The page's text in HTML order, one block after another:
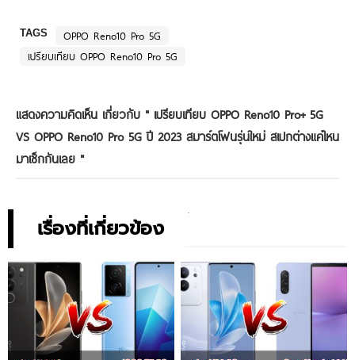
TAGS
OPPO Reno10 Pro 5G
เปรียบเทียบ OPPO Reno10 Pro 5G
แสดงความคิดเห็น เกี่ยวกับ " เปรียบเทียบ OPPO Reno10 Pro+ 5G
VS OPPO Reno10 Pro 5G ปี 2023 สมาร์ตโฟนรุ่นใหม่ สเปกต่างแค่ไหน
มาเช็กกันเลย "
เรื่องที่เกี่ยวข้อง